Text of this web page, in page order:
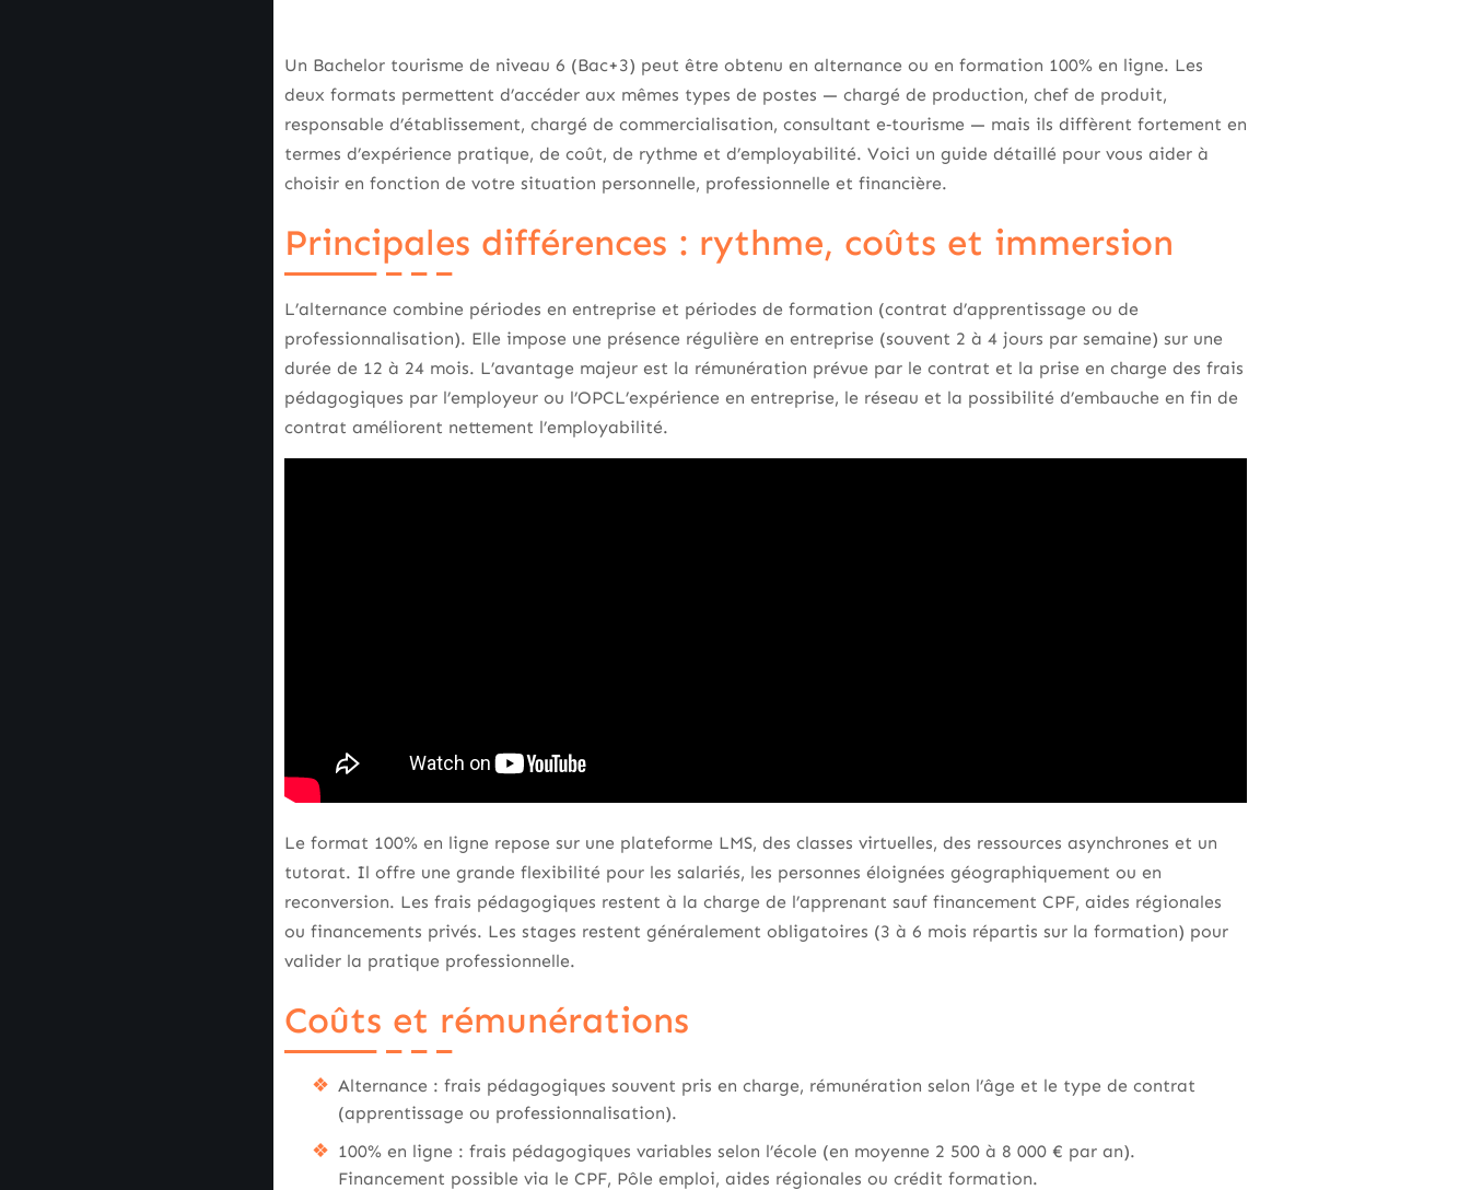
Un Bachelor tourisme de niveau 6 (Bac+3) peut être obtenu en alternance ou en formation 100% en ligne. Les
deux formats permettent d’accéder aux mêmes types de postes — chargé de production, chef de produit,
responsable d’établissement, chargé de commercialisation, consultant e‑tourisme — mais ils diffèrent fortement en
termes d’expérience pratique, de coût, de rythme et d’employabilité. Voici un guide détaillé pour vous aider à
choisir en fonction de votre situation personnelle, professionnelle et financière.
Principales différences : rythme, coûts et immersion
L’alternance combine périodes en entreprise et périodes de formation (contrat d’apprentissage ou de
professionnalisation). Elle impose une présence régulière en entreprise (souvent 2 à 4 jours par semaine) sur une
durée de 12 à 24 mois. L’avantage majeur est la rémunération prévue par le contrat et la prise en charge des frais
pédagogiques par l’employeur ou l’OPCL’expérience en entreprise, le réseau et la possibilité d’embauche en fin de
contrat améliorent nettement l’employabilité.
Le format 100% en ligne repose sur une plateforme LMS, des classes virtuelles, des ressources asynchrones et un
tutorat. Il offre une grande flexibilité pour les salariés, les personnes éloignées géographiquement ou en
reconversion. Les frais pédagogiques restent à la charge de l’apprenant sauf financement CPF, aides régionales
ou financements privés. Les stages restent généralement obligatoires (3 à 6 mois répartis sur la formation) pour
valider la pratique professionnelle.
Coûts et rémunérations
Alternance : frais pédagogiques souvent pris en charge, rémunération selon l’âge et le type de contrat
(apprentissage ou professionnalisation).
100% en ligne : frais pédagogiques variables selon l’école (en moyenne 2 500 à 8 000 € par an).
Financement possible via le CPF, Pôle emploi, aides régionales ou crédit formation.